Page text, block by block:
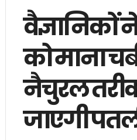
वैज्ञानिकों
को माना
नैचुरल
जाएगी